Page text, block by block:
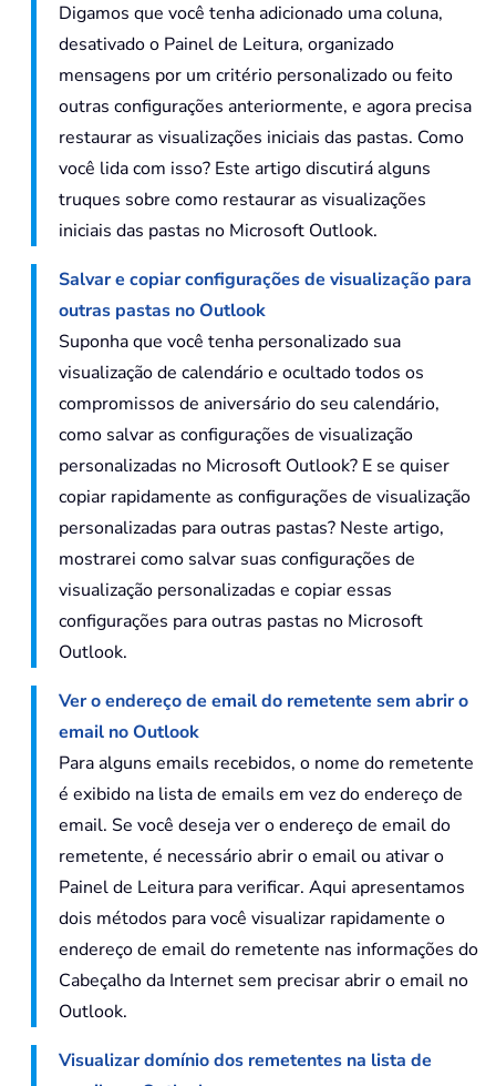
Digamos que você tenha adicionado uma coluna,
desativado o Painel de Leitura, organizado
mensagens por um critério personalizado ou feito
outras configurações anteriormente, e agora precisa
restaurar as visualizações iniciais das pastas. Como
você lida com isso? Este artigo discutirá alguns
truques sobre como restaurar as visualizações
iniciais das pastas no Microsoft Outlook.
Salvar e copiar configurações de visualização para
outras pastas no Outlook
Suponha que você tenha personalizado sua
visualização de calendário e ocultado todos os
compromissos de aniversário do seu calendário,
como salvar as configurações de visualização
personalizadas no Microsoft Outlook? E se quiser
copiar rapidamente as configurações de visualização
personalizadas para outras pastas? Neste artigo,
mostrarei como salvar suas configurações de
visualização personalizadas e copiar essas
configurações para outras pastas no Microsoft
Outlook.
Ver o endereço de email do remetente sem abrir o
email no Outlook
Para alguns emails recebidos, o nome do remetente
é exibido na lista de emails em vez do endereço de
email. Se você deseja ver o endereço de email do
remetente, é necessário abrir o email ou ativar o
Painel de Leitura para verificar. Aqui apresentamos
dois métodos para você visualizar rapidamente o
endereço de email do remetente nas informações do
Cabeçalho da Internet sem precisar abrir o email no
Outlook.
Visualizar domínio dos remetentes na lista de